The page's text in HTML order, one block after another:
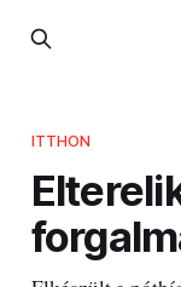
ITTHON